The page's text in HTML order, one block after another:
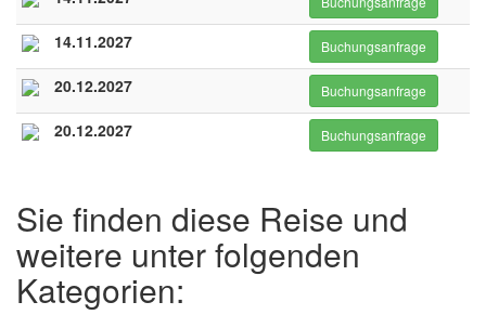
14.11.2027 Buchungsanfrage
20.12.2027 Buchungsanfrage
20.12.2027 Buchungsanfrage
Sie finden diese Reise und
weitere unter folgenden
Kategorien: